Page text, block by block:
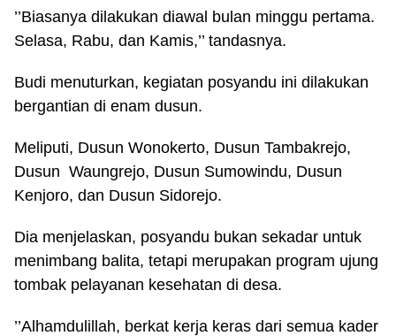
’’Biasanya dilakukan diawal bulan minggu pertama.
Selasa, Rabu, dan Kamis,’’ tandasnya.
Budi menuturkan, kegiatan posyandu ini dilakukan
bergantian di enam dusun.
Meliputi, Dusun Wonokerto, Dusun Tambakrejo,
Dusun Waungrejo, Dusun Sumowindu, Dusun
Kenjoro, dan Dusun Sidorejo.
Dia menjelaskan, posyandu bukan sekadar untuk
menimbang balita, tetapi merupakan program ujung
tombak pelayanan kesehatan di desa.
’’Alhamdulillah, berkat kerja keras dari semua kader